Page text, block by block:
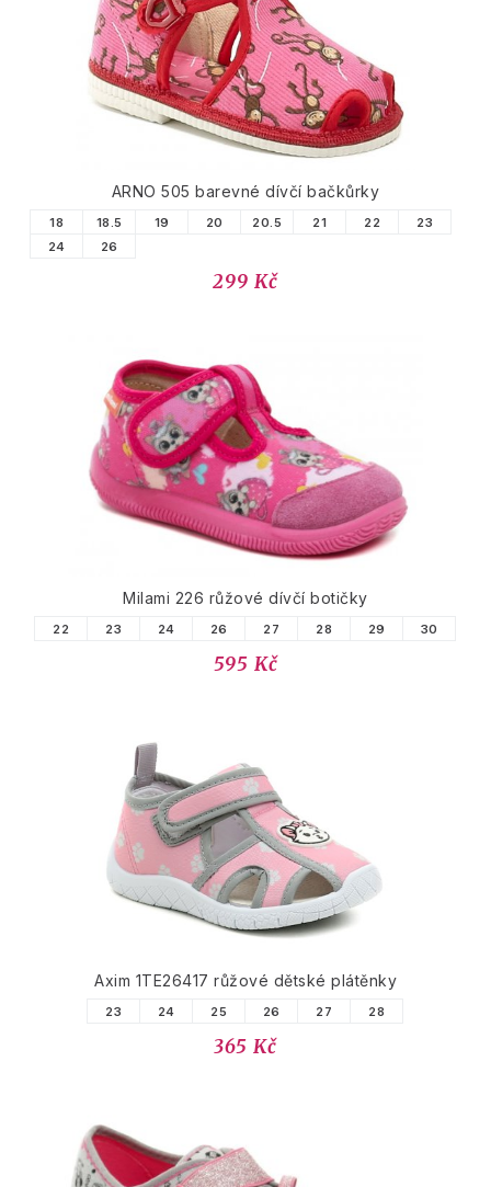
ARNO 505 barevné dívčí bačkůrky
18 18.5 19 20 20.5 21 22
23
24
26
299 Kč
Milami 226 růžové dívčí botičky
22 23 24 26 27 28 29 30
595 Kč
Axim 1TE26417 růžové dětské plátěnky
23 24 25 26 27 28
365 Kč